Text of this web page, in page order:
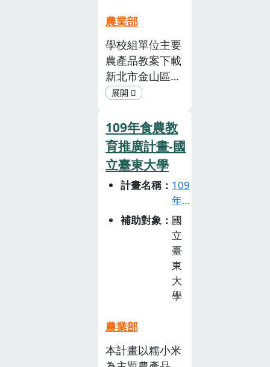
南」所提出的
「資源、漁法、
產地、食材」4
個向度；許芳萍
（2019）援引
慢食運動提倡的
形成永續食魚概
念的「資源、產
地、漁法、食
材、公平」5 個
向度，及所設計
續食魚概念診斷
工具。另有湧升
海洋與責任漁業
指標創辦人徐承
堉（2019）從
消費意識與資源
管理的面向，提
出食魚教育的 7
項主要目標，包
PDF社會組單位
名稱品項成果簡
報國立臺東大學
糯小米PDF長庚
學校財團法人長
庚科技大學大豆
(黃豆、黑豆、
毛豆)PDF鹽水區
農會番茄PDF佳
冬鄉農會蓮霧
PDF成功鎮農會
木虌果PDF桃園
市中壢區稻米產
銷班第2班臺灣
黑豆PDF有限責
任宜蘭縣蘭陽溪
友善耕作生產合
作社赤殼茭白筍
名稱品項成果簡
報臺北市北投區
清江國民小學萬
育
推
廣
徵
選
活
(已
截
止)
農業部
學校組單位主要
農產品教案下載
新北市金山區中
角國民小學金山
新豐鄉瑞興國民
小學橄欖PDF雲
林縣北港鎮朝陽
國民小學蠶豆
PDF屏東縣牡丹
鄉石門國民小學
山蘇PDF新北市
立石門實驗國民
中學地瓜PDF桃
園市立內壢國民
中學地瓜(地瓜
葉)PDF臺中市立
神花PDF社會組
單位主要農產品
成果簡報下載屏
109年食農教
育推廣計畫-國
立臺東大學
計畫名稱
109
年
食
農
教
育
推
廣
選
補助對象
國
立
臺
東
大
學
農業部
本計畫以糯小米